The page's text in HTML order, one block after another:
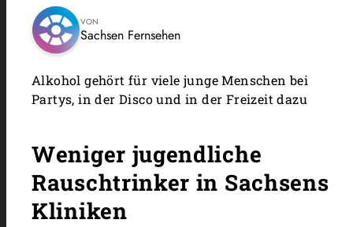
VON
Sachsen Fernsehen
Alkohol gehört für viele junge Menschen bei
Partys, in der Disco und in der Freizeit dazu
Weniger jugendliche
Rauschtrinker in Sachsens
Kliniken